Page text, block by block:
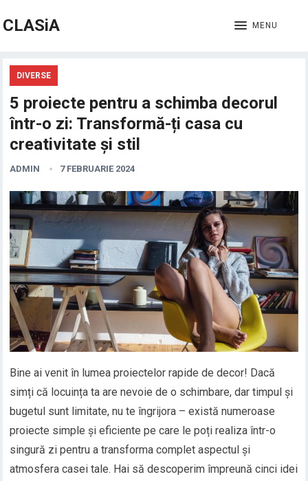
CLASiA MENU
DIVERSE
5 proiecte pentru a schimba decorul
într-o zi: Transformă-ți casa cu
creativitate și stil
ADMIN 7 FEBRUARIE 2024
Bine ai venit în lumea proiectelor rapide de decor! Dacă
simți că locuința ta are nevoie de o schimbare, dar timpul și
bugetul sunt limitate, nu te îngrijora – există numeroase
proiecte simple și eficiente pe care le poți realiza într-o
singură zi pentru a transforma complet aspectul și
atmosfera casei tale. Hai să descoperim împreună cinci idei